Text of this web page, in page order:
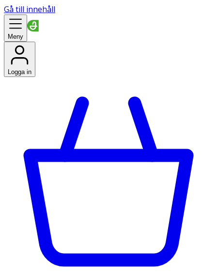
Gå till innehåll
Meny
Logga in